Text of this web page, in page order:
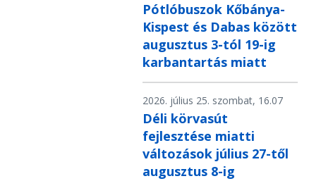
Pótlóbuszok Kőbánya-
Kispest és Dabas között
augusztus 3-tól 19-ig
karbantartás miatt
2026. július 25. szombat, 16.07
Déli körvasút
fejlesztése miatti
változások július 27-től
augusztus 8-ig